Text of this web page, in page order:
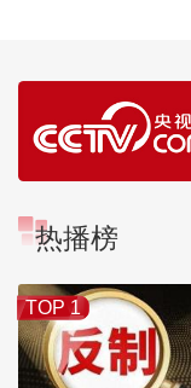
热播榜
TOP 1